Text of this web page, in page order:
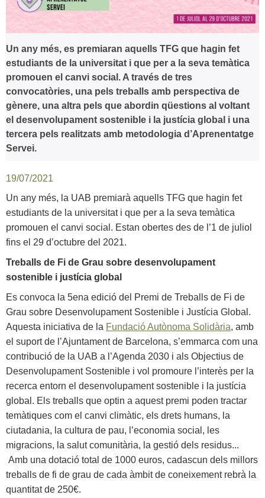
Un any més, es premiaran aquells TFG que hagin fet
estudiants de la universitat i que per a la seva temàtica
promouen el canvi social. A través de tres
convocatòries, una pels treballs amb perspectiva de
gènere, una altra pels que abordin qüestions al voltant
el desenvolupament sostenible i la justícia global i una
tercera pels realitzats amb metodologia d’Aprenentatge
Servei.
19/07/2021
Un any més, la UAB premiarà aquells TFG que hagin fet
estudiants de la universitat i que per a la seva temàtica
promouen el canvi social. Estan obertes des de l’1 de juliol
fins el 29 d’octubre del 2021.
Treballs de Fi de Grau sobre desenvolupament
sostenible i justícia global
Es convoca la 5ena edició del Premi de Treballs de Fi de
Grau sobre Desenvolupament Sostenible i Justícia Global.
Aquesta iniciativa de la Fundació Autònoma Solidària, amb
el suport de l’Ajuntament de Barcelona, s’emmarca com una
contribució de la UAB a l’Agenda 2030 i als Objectius de
Desenvolupament Sostenible i vol promoure l’interès per la
recerca entorn el desenvolupament sostenible i la justícia
global. Els treballs que optin a aquest premi poden tractar
temàtiques com el canvi climàtic, els drets humans, la
ciutadania, la cultura de pau, l’economia social, les
migracions, la salut comunitària, la gestió dels residus...
Amb una dotació total de 1000 euros, cadascun dels millors
treballs de fi de grau de cada àmbit de coneixement rebrà la
quantitat de 250€.